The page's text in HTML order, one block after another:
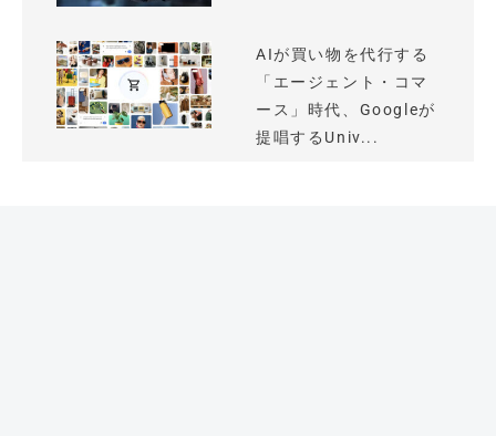
AIが買い物を代行する
「エージェント・コマ
ース」時代、Googleが
提唱するUniv...